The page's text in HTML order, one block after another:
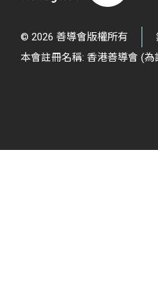
© 2026 善導會版權所有
本會註冊名稱: 香港善導會 (